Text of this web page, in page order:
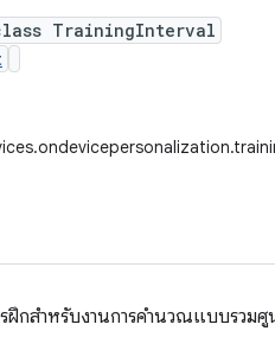
TrainingInterval
รฝึกสำหรับงานการคำนวณแบบรวม